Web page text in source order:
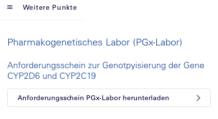
Weitere Punkte
Pharmakogenetisches Labor (PGx-Labor)
Anforderungsschein zur Genotpyisierung der Gene
CYP2D6 und CYP2C19
Anforderungsschein PGx-Labor herunterladen